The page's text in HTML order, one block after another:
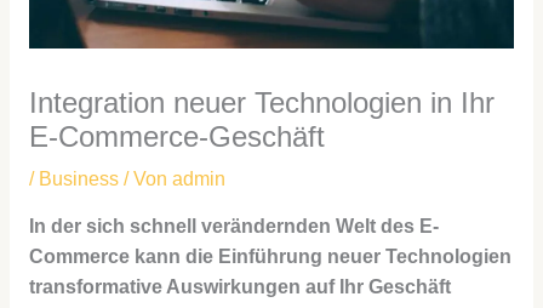
Integration neuer Technologien in Ihr
E-Commerce-Geschäft
/ Business/ Von admin
In der sich schnell verändernden Welt des E-
Commerce kann die Einführung neuer Technologien
transformative Auswirkungen auf Ihr Geschäft